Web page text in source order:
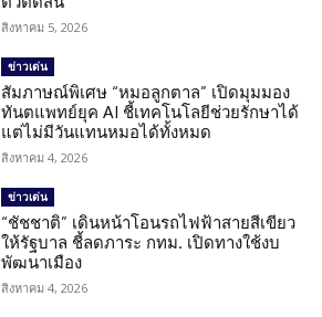
สิงหาคม 5, 2026
ข่าวเด่น
สัมภาษณ์พิเศษ “หมอลูกตาล” เปิดมุมมอง
ทันตแพทย์ยุค AI ชี้เทคโนโลยีช่วยรักษาได้
แต่ไม่มีวันแทนหมอได้ทั้งหมด
สิงหาคม 4, 2026
ข่าวเด่น
“ชัชชาติ” เดินหน้าโอนรถไฟฟ้าสายสีเขียว
ให้รัฐบาล ชี้ลดภาระ กทม. เปิดทางใช้งบ
พัฒนาเมือง
สิงหาคม 4, 2026